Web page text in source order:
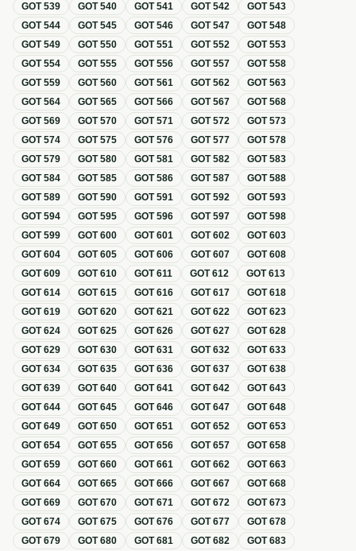
GOT539 GOT540 GOT541 GOT542 GOT543
GOT544 GOT545 GOT546 GOT547 GOT548
GOT549 GOT550 GOT551 GOT552 GOT553
GOT554 GOT555 GOT556 GOT557 GOT558
GOT559 GOT560 GOT561 GOT562 GOT563
GOT564 GOT565 GOT566 GOT567 GOT568
GOT569 GOT570 GOT571 GOT572 GOT573
GOT574 GOT575 GOT576 GOT577 GOT578
GOT579 GOT580 GOT581 GOT582 GOT583
GOT584 GOT585 GOT586 GOT587 GOT588
GOT589 GOT590 GOT591 GOT592 GOT593
GOT594 GOT595 GOT596 GOT597 GOT598
GOT599 GOT600 GOT601 GOT602 GOT603
GOT604 GOT605 GOT606 GOT607 GOT608
GOT609 GOT610 GOT611 GOT612 GOT613
GOT614 GOT615 GOT616 GOT617 GOT618
GOT619 GOT620 GOT621 GOT622 GOT623
GOT624 GOT625 GOT626 GOT627 GOT628
GOT629 GOT630 GOT631 GOT632 GOT633
GOT634 GOT635 GOT636 GOT637 GOT638
GOT639 GOT640 GOT641 GOT642 GOT643
GOT644 GOT645 GOT646 GOT647 GOT648
GOT649 GOT650 GOT651 GOT652 GOT653
GOT654 GOT655 GOT656 GOT657 GOT658
GOT659 GOT660 GOT661 GOT662 GOT663
GOT664 GOT665 GOT666 GOT667 GOT668
GOT669 GOT670 GOT671 GOT672 GOT673
GOT674 GOT675 GOT676 GOT677 GOT678
GOT679 GOT680 GOT681 GOT682 GOT683